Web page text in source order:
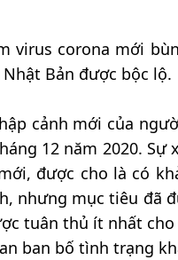
virus corona mới
Bản được bộc lộ.
cảnh mới của
12 năm 2020. Sự
được cho là có
nhưng mục tiêu đã
tuân thủ ít nhất
ban bố tình trạng